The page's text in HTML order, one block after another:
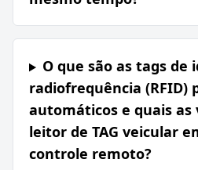
O que são as tags de
radiofrequência (RFID)
automáticos e quais as
leitor de TAG veicular
controle remoto?